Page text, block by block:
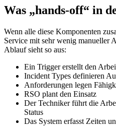
Was „hands-off“ in
Wenn alle diese Komponenten
Service mit sehr wenig manueller
Ablauf sieht so aus:
Ein Trigger erstellt den
Incident Types definieren
Anforderungen legen
RSO plant den Einsatz
Der Techniker führt die
Status
Das System erfasst Zeiten